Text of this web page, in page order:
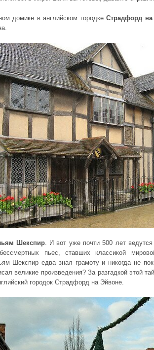
домике в английском городкеСтрадфорд
Шекспир. И вот уже почти 500 лет
пьес, ставших классикой
Шекспир едва знал грамоту и никогда не
великие произведения? За разгадкой этой
городок Страдфорд на Эйвоне.